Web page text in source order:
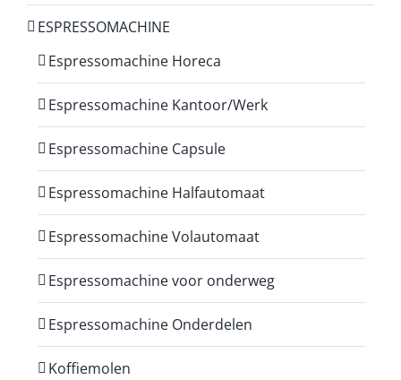
ESPRESSOMACHINE
Espressomachine Horeca
Espressomachine Kantoor/Werk
Espressomachine Capsule
Espressomachine Halfautomaat
Espressomachine Volautomaat
Espressomachine voor onderweg
Espressomachine Onderdelen
Koffiemolen